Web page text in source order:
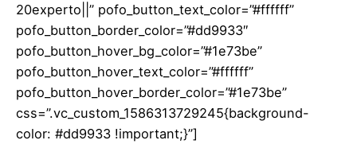
20experto||” pofo_button_text_color=”#ffffff”
pofo_button_border_color=”#dd9933″
pofo_button_hover_bg_color=”#1e73be”
pofo_button_hover_text_color=”#ffffff”
pofo_button_hover_border_color=”#1e73be”
css=”.vc_custom_1586313729245{background-
color: #dd9933 !important;}”]